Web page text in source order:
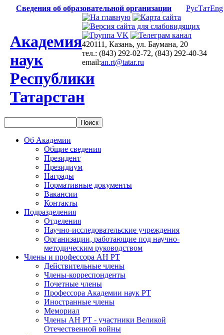
Сведения об образовательной организации РусТатEng
Академия
наук
Республики
Татарстан
420111, Казань, ул. Баумана, 20
тел.: (843) 292-02-72, (843) 292-40-34
email:an.rt@tatar.ru
Об Академии
Общие сведения
Президент
Президиум
Награды
Нормативные документы
Вакансии
Контакты
Подразделения
Отделения
Научно-исследовательские учреждения
Организации, работающие под научно-
методическим руководством
Члены и профессора АН РТ
Действительные члены
Члены-корреспонденты
Почетные члены
Профессора Академии наук РТ
Иностранные члены
Мемориал
Члены АН РТ - участники Великой
Отечественной войны